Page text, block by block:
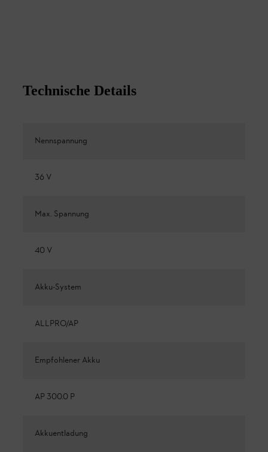
Technische Details
Nennspannung
36 V
Max. Spannung
40 V
Akku-System
ALLPRO/AP
Empfohlener Akku
AP 300.0 P
Akkuentladung